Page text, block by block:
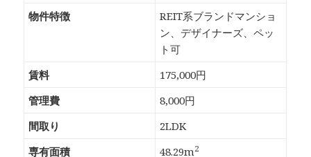
物件特徴
REIT系ブランドマンショ
ン、デザイナーズ、ペッ
ト可
賃料
175,000円
管理費
8,000円
間取り
2LDK
専有面積
48.29m2